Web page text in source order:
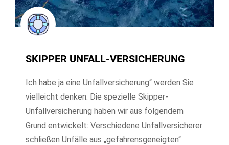
SKIPPER UNFALL-VERSICHERUNG
Ich habe ja eine Unfallversicherung“ werden Sie
vielleicht denken. Die spezielle Skipper-
Unfallversicherung haben wir aus folgendem
Grund entwickelt: Verschiedene Unfallversicherer
schließen Unfälle aus „gefahrensgeneigten“